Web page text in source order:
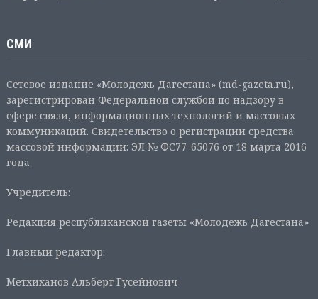
СМИ
Сетевое издание «Молодежь Дагестана» (md-gazeta.ru),
зарегистрирован Федеральной службой по надзору в
сфере связи, информационных технологий и массовых
коммуникаций. Свидетельство о регистрации средства
массовой информации: ЭЛ № ФС77-65076 от 18 марта 2016
года.
Учредитель:
Редакция республиканской газеты «Молодежь Дагестана»
Главный редактор:
Метхиханов Альберт Гусейнович